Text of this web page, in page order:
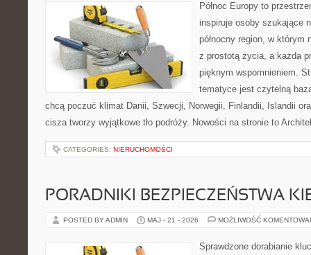
Północ Europy to
inspiruje osoby szukające
północny region, w którym
z prostotą życia, a każda
pięknym wspomnieniem.
tematyce jest czytelną
chcą poczuć klimat Danii, Szwecji, Norwegii, Finlandii, Islandii
cisza tworzy wyjątkowe tło podróży. Nowości na stronie to
CATEGORIES: NIERUCHOMOŚCI
PORADNIKI BEZPIECZEŃSTWA
POSTED BY ADMIN MAJ - 21 - 2026 MOŻLIWOŚĆ
Sprawdzone dorabianie